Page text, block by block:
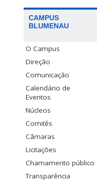
CAMPUS
BLUMENAU
O Campus
Direção
Comunicação
Calendário de
Eventos
Núcleos
Comitês
Câmaras
Licitações
Chamamento público
Transparência